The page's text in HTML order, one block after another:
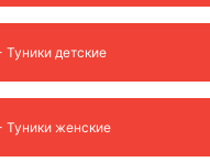
детские
Туники женские